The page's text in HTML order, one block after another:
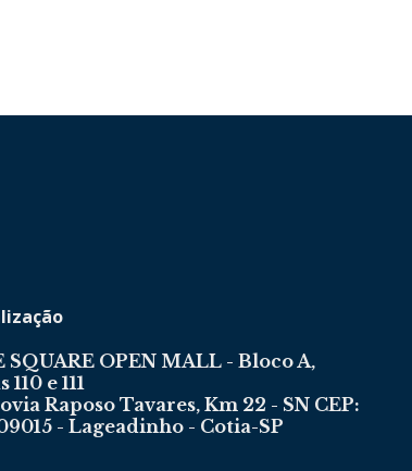
SQUARE OPEN MALL - Bloco A,
110 e 111
Raposo Tavares, Km 22 - SN CEP:
- Lageadinho - Cotia-SP